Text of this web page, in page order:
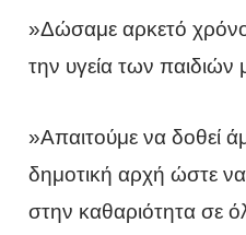
»Δώσαμε αρκετό
την υγεία των παιδιών
»Απαιτούμε να δοθεί
δημοτική αρχή ώστε
στην καθαριότητα σε